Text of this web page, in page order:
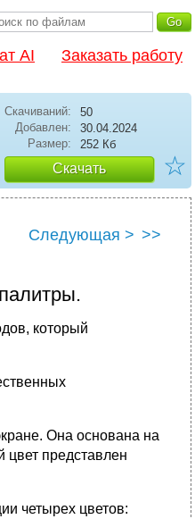
AI Заказать работу
Скачиваний:
50
Добавлен:
30.04.2024
Размер:
252 Кб
Скачать ☆
Следующая > >>
который
Она основана на
цвет представлен
четырех цветов: